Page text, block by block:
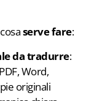
serve fare:
da tradurre:
Word,
originali